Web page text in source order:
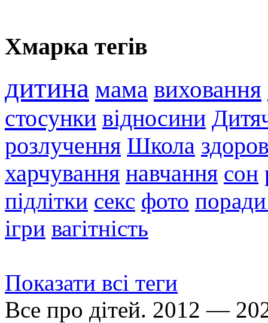
Хмарка тегів
дитина мама виховання
стосунки відносини
розлучення Школа
харчування навчання сон
підлітки секс фото
ігри вагітність
Показати всі теги
Все про дітей. 2012 —